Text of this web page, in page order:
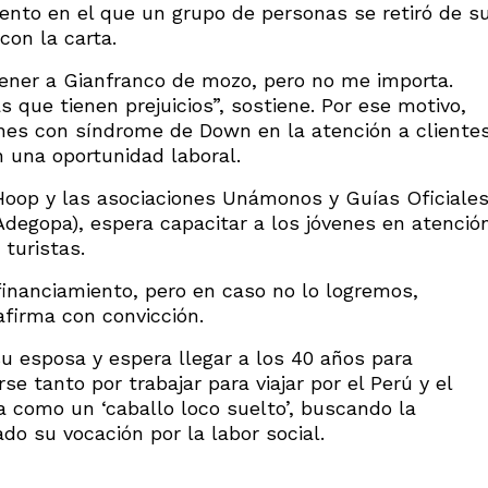
en el que un grupo de personas se retiró de
la carta.
a Gianfranco de mozo, pero no me importa.
tienen prejuicios”, sostiene. Por ese motivo,
con síndrome de Down en la atención a
una oportunidad laboral.
y las asociaciones Unámonos y Guías Oficiales
espera capacitar a los jóvenes en
turistas.
pero en caso no lo logremos,
con convicción.
esposa y espera llegar a los 40 años para
tanto por trabajar para viajar por el Perú y el
un ‘caballo loco suelto’, buscando la
su vocación por la labor social.